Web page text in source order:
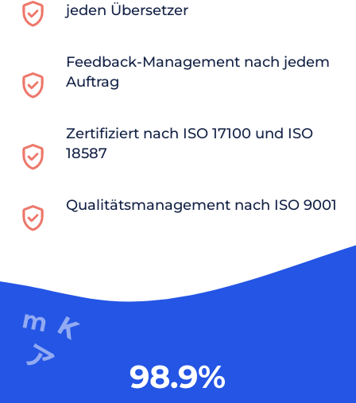
jeden Übersetzer
Feedback-Management nach jedem
Auftrag
Zertifiziert nach ISO 17100 und ISO
18587
Qualitätsmanagement nach ISO 9001
98.9%